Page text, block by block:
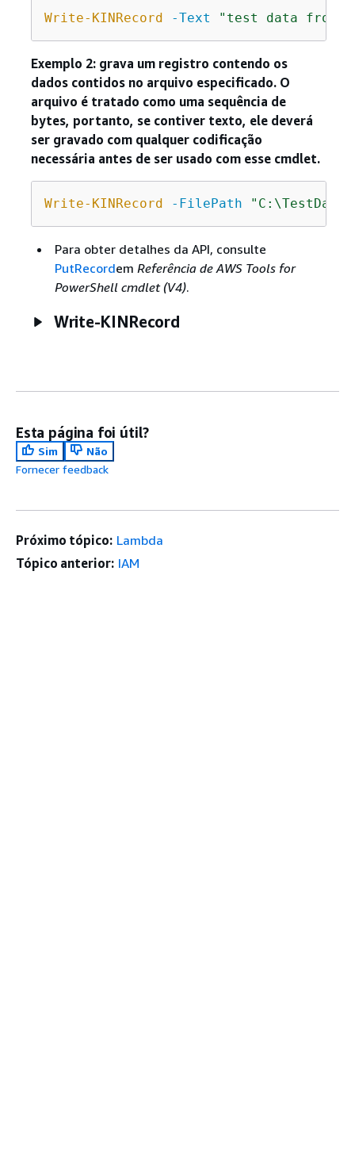
Write-KINRecord -Text "test data from
Exemplo 2: grava um registro contendo os
dados contidos no arquivo especificado. O
arquivo é tratado como uma sequência de
bytes, portanto, se contiver texto, ele deverá
ser gravado com qualquer codificação
necessária antes de ser usado com esse cmdlet.
Write-KINRecord -FilePath
Para obter detalhes da API, consulte
PutRecordem Referência de AWS Tools for
PowerShell cmdlet (V4).
Write-KINRecord
Esta página foi útil?
Sim
Não
Fornecer feedback
Próximo tópico: Lambda
Tópico anterior: IAM